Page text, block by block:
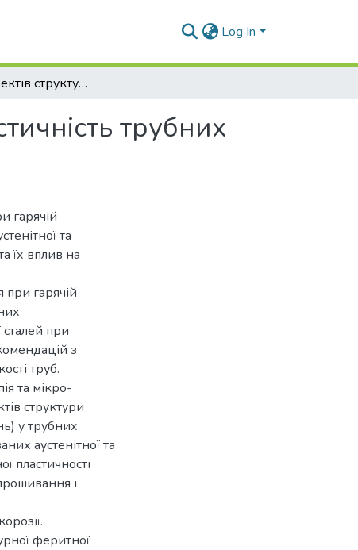
Log In
Вплив дефектів структури на технологічну пластичність трубних заготовок з високолегованих сталей
трубних
гарячій
та
їх вплив на
гарячій
сталей при
з
труб.
та мікро-
структури
у трубних
аустенітної та
пластичності
і
феритної